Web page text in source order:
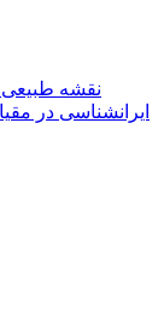
نقشه طبیعی